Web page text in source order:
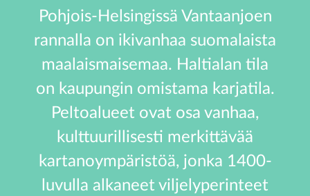
Pohjois-Helsingissä Vantaanjoen
rannalla on ikivanhaa suomalaista
maalaismaisemaa. Haltialan tila
on kaupungin omistama karjatila.
Peltoalueet ovat osa vanhaa,
kulttuurillisesti merkittävää
kartanoympäristöä, jonka 1400-
luvulla alkaneet viljelyperinteet